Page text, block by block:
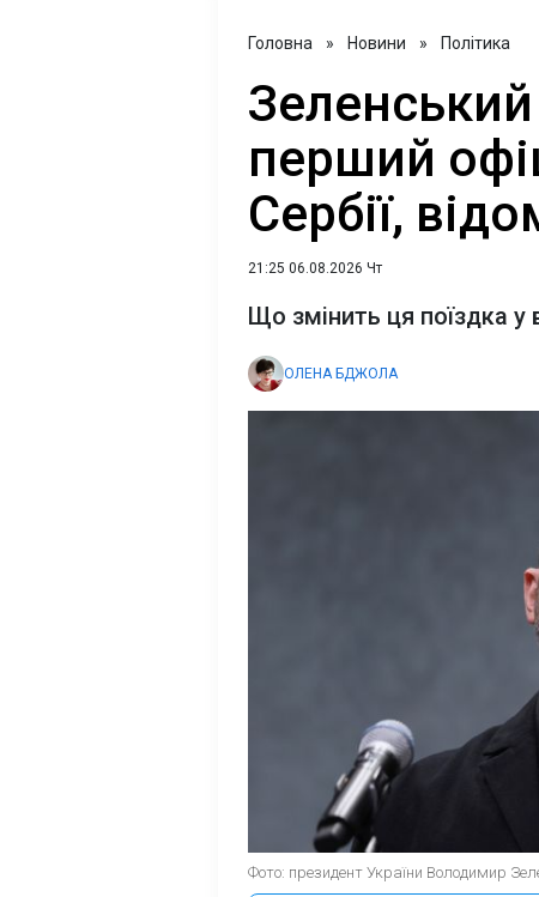
Головна » Новини » Політика
перший
Сербії,
21:25 06.08.2026 Чт
Що змінить ця поїздка у
ОЛЕНА БДЖОЛА
Фото: президент України Володимир